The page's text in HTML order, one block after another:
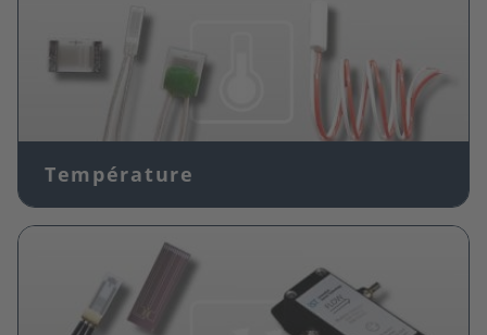
Température